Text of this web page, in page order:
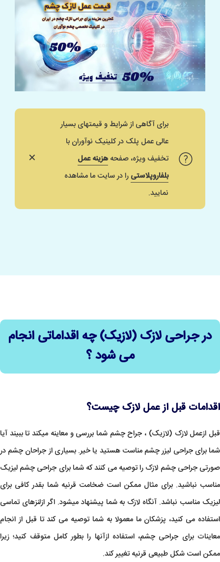
برای آگاهی از شرایط و قیمتهای بسیار
عالی عمل پلک در کلینیک نوآوران با
تخفیف ویژه، صفحه هزینه عمل
بلفاروپلاستی را در سایت ما مشاهده
نمایید.
✕
در جراحی لازک (لازیک) چه اقداماتی انجام
می شود ؟
اقدامات قبل از عمل لازک چیست؟
قبل ازعمل لازک (لازیک) ، جراح چشم شما بررسی و معاینه میکند تا ببیند آیا
شما برای جراحی لیزر چشم مناست هستید یا خیر. بسیاری از جراحان چشم در
صورتی جراحی چشم لازک را توصیه می کنند که شما برای جراحی چشم لیزیک
مناسب نباشید. برای مثال ممکن است ضخامت قرنیه شما بقدر کافی برای
لیزیک مناسب نباشد. آنگاه لازک به شما پیشنهاد میشود. اگر ازلنزهای تماسی
استفاده می کنید، پزشکان ما معمولا به شما توصیه می کند تا قبل از انجام
معاینات برای جراحی چشم، استفاده ازآنها را بطور کامل متوقف کنید؛ زیرا
ممکن است شکل طبیعی قرنیه تغییر کند.